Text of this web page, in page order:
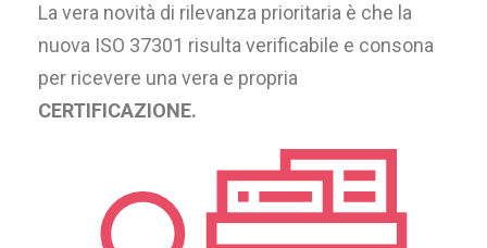
La vera novità di rilevanza prioritaria è che la
nuova ISO 37301 risulta verificabile e consona
per ricevere una vera e propria
CERTIFICAZIONE.